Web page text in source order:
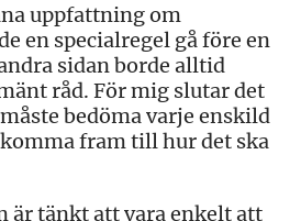
uppfattning om
en specialregel gå före en
sidan borde alltid
råd. För mig slutar det
bedöma varje enskild
fram till hur det ska
är tänkt att vara enkelt att